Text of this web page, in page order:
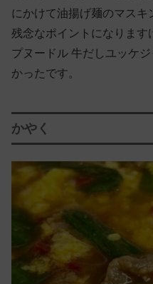
にかけて油揚げ麺のマスキ
残念なポイントになります
プヌードル 牛だしユッケ
かったです。
かやく